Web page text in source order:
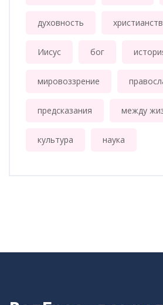
духовность
Иисус бог
мировоззрение
предсказания между
культура наука